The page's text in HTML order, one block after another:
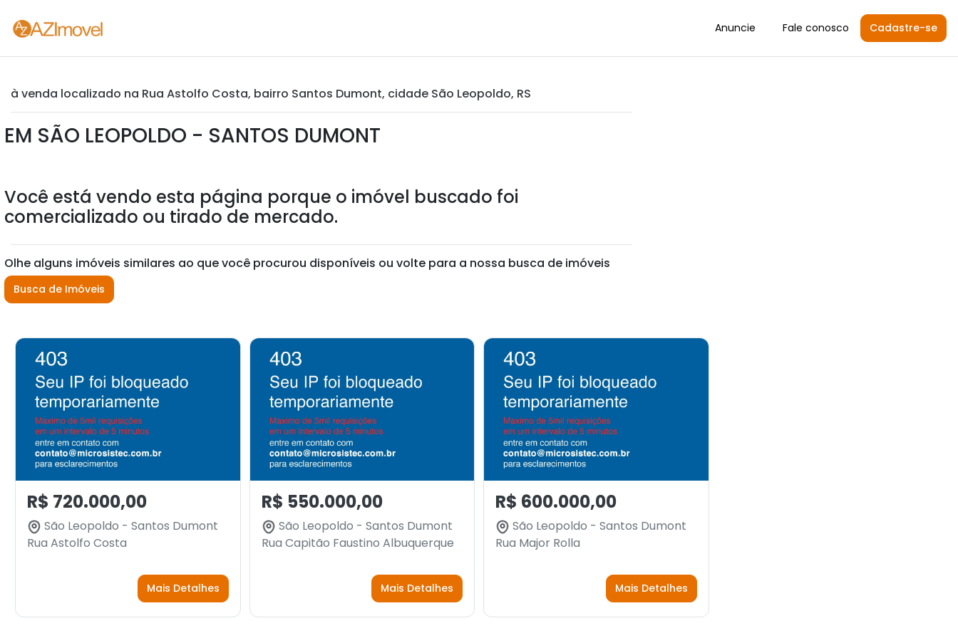
Anuncie Fale conosco Cadastre-se
à venda localizado na Rua Astolfo Costa, bairro Santos Dumont, cidade São Leopoldo, RS
EM SÃO LEOPOLDO - SANTOS DUMONT
Você está vendo esta página porque o imóvel buscado foi
comercializado ou tirado de mercado.
Olhe alguns imóveis similares ao que você procurou disponíveis ou volte para a nossa busca de imóveis
Busca de Imóveis
R$ 720.000,00
São Leopoldo - Santos Dumont
Rua Astolfo Costa
Mais Detalhes
R$ 550.000,00
São Leopoldo - Santos Dumont
Rua Capitão Faustino Albuquerque
Mais Detalhes
R$ 600.000,00
São Leopoldo - Santos Dumont
Rua Major Rolla
Mais Detalhes